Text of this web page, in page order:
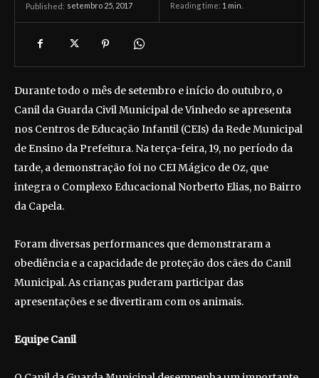
Published: setembro 25, 2017 Reading time: 1 min.
Durante todo o mês de setembro e início do outubro, o
Canil da Guarda Civil Municipal de Vinhedo se apresenta
nos Centros de Educação Infantil (CEIs) da Rede Municipal
de Ensino da Prefeitura. Na terça-feira, 19, no período da
tarde, a demonstração foi no CEI Mágico de Oz, que
integra o Complexo Educacional Norberto Elias, no Bairro
da Capela.
Foram diversas performances que demonstraram a
obediência e a capacidade de proteção dos cães do Canil
Municipal. As crianças puderam participar das
apresentações e se divertiram com os animais.
Equipe Canil